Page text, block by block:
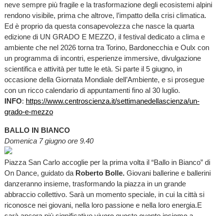
neve sempre più fragile e la trasformazione degli ecosistemi alpini
rendono visibile, prima che altrove, l’impatto della crisi climatica.
Ed è proprio da questa consapevolezza che nasce la quarta
edizione di UN GRADO E MEZZO, il festival dedicato a clima e
ambiente che nel 2026 torna tra Torino, Bardonecchia e Oulx con
un programma di incontri, esperienze immersive, divulgazione
scientifica e attività per tutte le età. Si parte il 5 giugno, in
occasione della Giornata Mondiale dell’Ambiente, e si prosegue
con un ricco calendario di appuntamenti fino al 30 luglio.
INFO: https://www.centroscienza.it/settimanedellascienza/un-
grado-e-mezzo
BALLO IN BIANCO
Domenica 7 giugno ore 9.40
Piazza San Carlo accoglie per la prima volta il “Ballo in Bianco” di
On Dance, guidato da Roberto Bolle. Giovani ballerine e ballerini
danzeranno insieme, trasformando la piazza in un grande
abbraccio collettivo. Sarà un momento speciale, in cui la città si
riconosce nei giovani, nella loro passione e nella loro energia.E